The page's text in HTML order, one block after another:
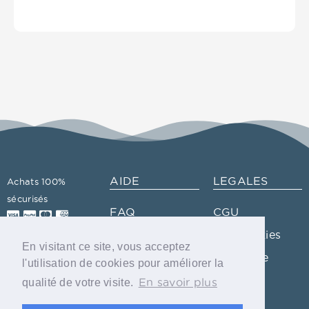
En visitant ce site, vous acceptez
l'utilisation de cookies pour améliorer la
qualité de votre visite. En savoir plus
Achats 100%
sécurisés
AIDE
FAQ
Plan du site
Glossaire
LEGALES
CGU
Info cookies
Vie privée